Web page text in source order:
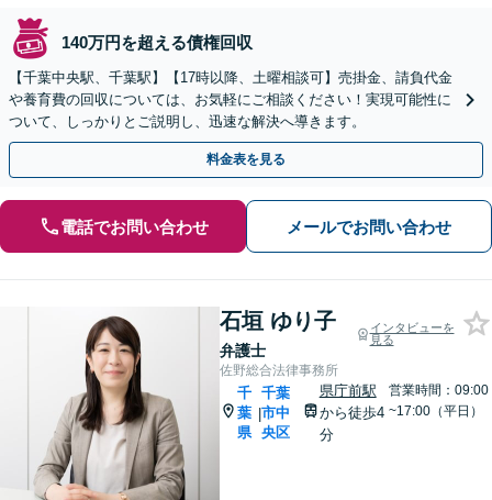
140万円を超える債権回収
【千葉中央駅、千葉駅】【17時以降、土曜相談可】売掛金、請負代金
や養育費の回収については、お気軽にご相談ください！実現可能性に
ついて、しっかりとご説明し、迅速な解決へ導きます。
料金表を見る
電話でお問い合わせ メールでお問い合わせ
石垣 ゆり子
弁護士
インタビューを
見る
佐野総合法律事務所
千
葉
県
|
千葉
市中
央区
県庁前駅
から徒歩4
分
営業時間：09:00
~17:00（平日）